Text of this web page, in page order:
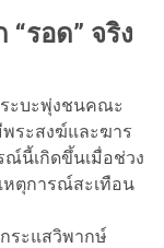
“รอด” จริง
ะบะพุ่งชนคณะ
ระสงฆ์และฆาร
ณ์นี้เกิดขึ้นเมื่อช่วง
หตุการณ์สะเทือน
ระแสวิพากษ์